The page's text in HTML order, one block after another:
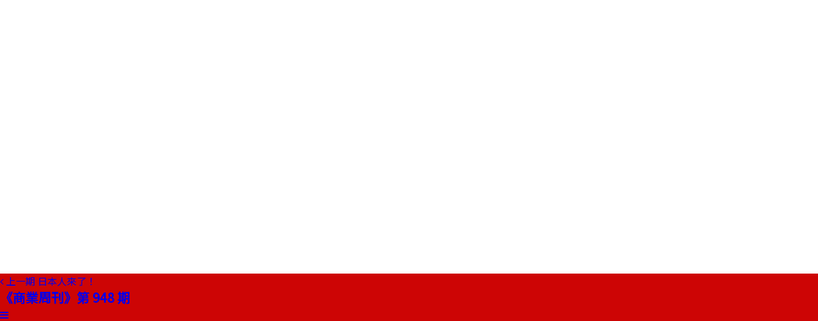
上一期 日本人來了！
《商業周刊》第 948 期